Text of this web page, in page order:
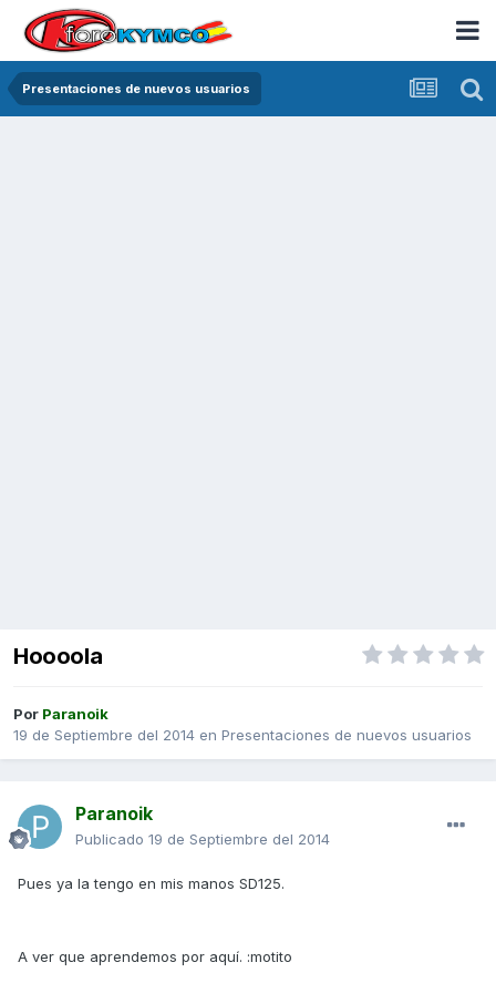
Presentaciones de nuevos usuarios
Hoooola
Por Paranoik
19 de Septiembre del 2014 en Presentaciones de nuevos usuarios
Paranoik
Publicado 19 de Septiembre del 2014
Pues ya la tengo en mis manos SD125.
A ver que aprendemos por aquí. :motito